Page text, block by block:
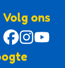
Volg ons